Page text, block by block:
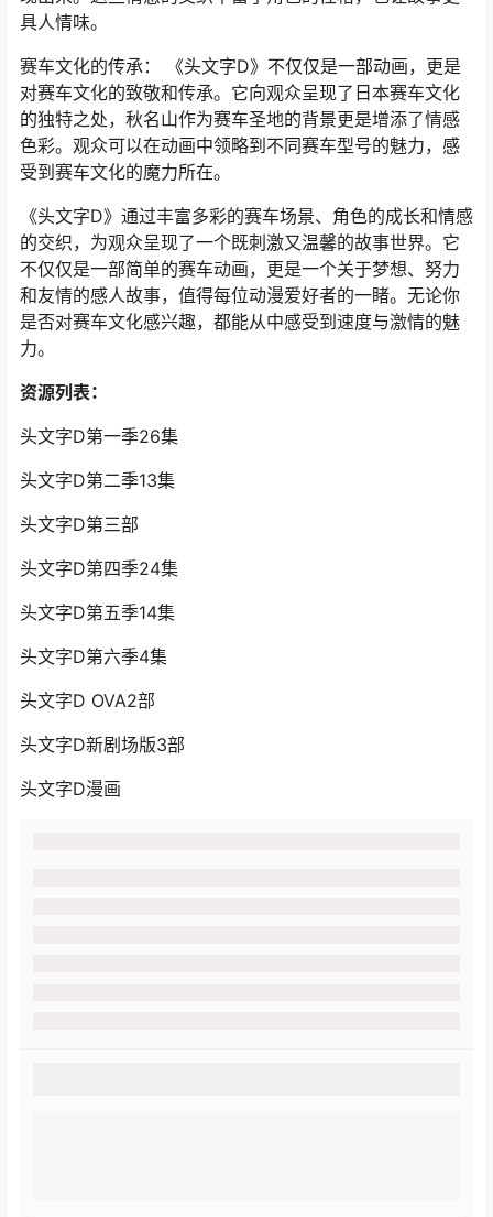
具人情味。
赛车文化的传承： 《头文字D》不仅仅是一部动画，更是
对赛车文化的致敬和传承。它向观众呈现了日本赛车文化
的独特之处，秋名山作为赛车圣地的背景更是增添了情感
色彩。观众可以在动画中领略到不同赛车型号的魅力，感
受到赛车文化的魔力所在。
《头文字D》通过丰富多彩的赛车场景、角色的成长和情感
的交织，为观众呈现了一个既刺激又温馨的故事世界。它
不仅仅是一部简单的赛车动画，更是一个关于梦想、努力
和友情的感人故事，值得每位动漫爱好者的一睹。无论你
是否对赛车文化感兴趣，都能从中感受到速度与激情的魅
力。
资源列表：
头文字D第一季26集
头文字D第二季13集
头文字D第三部
头文字D第四季24集
头文字D第五季14集
头文字D第六季4集
头文字D OVA2部
头文字D新剧场版3部
头文字D漫画